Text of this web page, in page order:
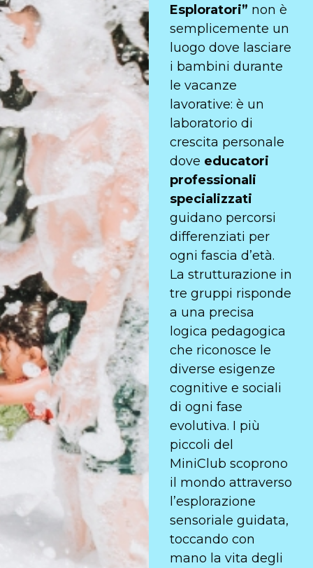
Esploratori” non è
semplicemente un
luogo dove lasciare
i bambini durante
le vacanze
lavorative: è un
laboratorio di
crescita personale
dove educatori
professionali
specializzati
guidano percorsi
differenziati per
ogni fascia d’età.
La strutturazione in
tre gruppi risponde
a una precisa
logica pedagogica
che riconosce le
diverse esigenze
cognitive e sociali
di ogni fase
evolutiva. I più
piccoli del
MiniClub scoprono
il mondo attraverso
l’esplorazione
sensoriale guidata,
toccando con
mano la vita degli